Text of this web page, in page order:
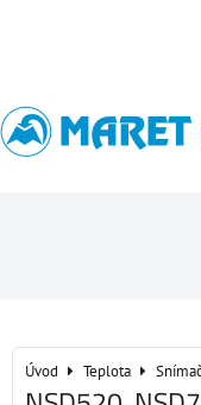
Úvod Teplota